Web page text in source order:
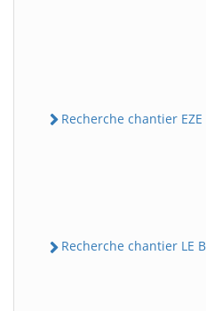
Recherche chantier EZE
Recherche chantier LE